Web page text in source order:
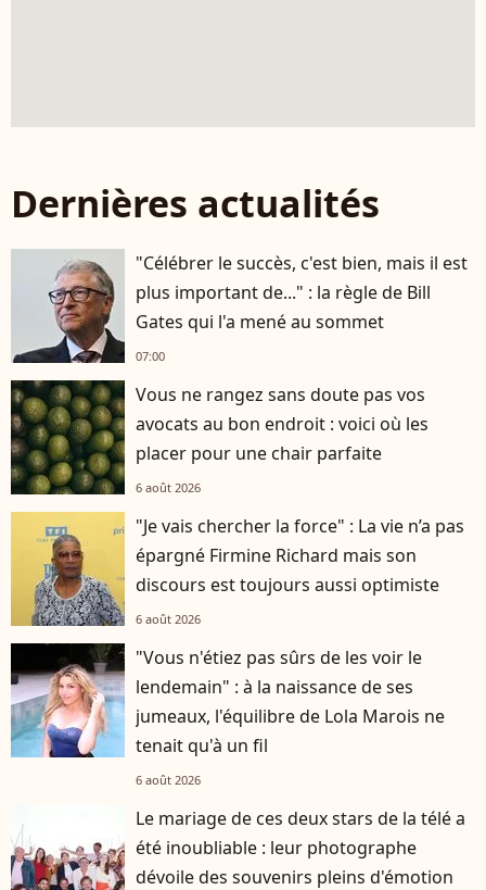
Dernières actualités
"Célébrer le succès, c'est bien, mais il est
plus important de..." : la règle de Bill
Gates qui l'a mené au sommet
07:00
Vous ne rangez sans doute pas vos
avocats au bon endroit : voici où les
placer pour une chair parfaite
6 août 2026
"Je vais chercher la force" : La vie n’a pas
épargné Firmine Richard mais son
discours est toujours aussi optimiste
6 août 2026
"Vous n'étiez pas sûrs de les voir le
lendemain" : à la naissance de ses
jumeaux, l'équilibre de Lola Marois ne
tenait qu'à un fil
6 août 2026
Le mariage de ces deux stars de la télé a
été inoubliable : leur photographe
dévoile des souvenirs pleins d'émotion